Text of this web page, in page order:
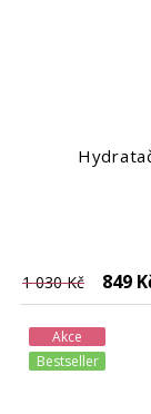
1 030 Kč 849
Akce
Bestseller